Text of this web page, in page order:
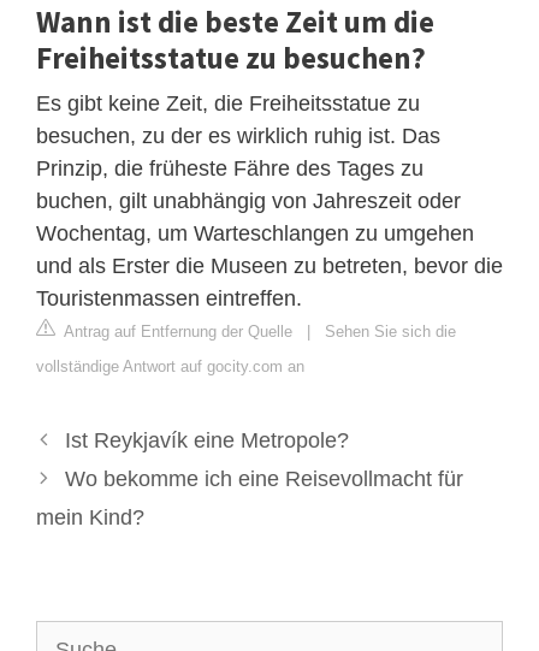
Wann ist die beste Zeit um die
Freiheitsstatue zu besuchen?
Es gibt keine Zeit, die Freiheitsstatue zu
besuchen, zu der es wirklich ruhig ist. Das
Prinzip, die früheste Fähre des Tages zu
buchen, gilt unabhängig von Jahreszeit oder
Wochentag, um Warteschlangen zu umgehen
und als Erster die Museen zu betreten, bevor die
Touristenmassen eintreffen.
Antrag auf Entfernung der Quelle | Sehen Sie sich die
vollständige Antwort auf gocity.com an
Ist Reykjavík eine Metropole?
Wo bekomme ich eine Reisevollmacht für
mein Kind?